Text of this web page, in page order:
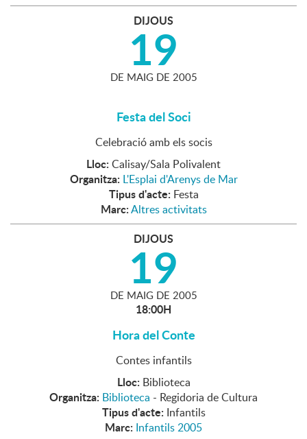
DIJOUS
19
DE MAIG DE 2005
Festa del Soci
Celebració amb els socis
Lloc: Calisay/Sala Polivalent
Organitza: L'Esplai d'Arenys de Mar
Tipus d'acte: Festa
Marc:Altres activitats
DIJOUS
19
DE MAIG DE 2005
18:00H
Hora del Conte
Contes infantils
Lloc: Biblioteca
Organitza: Biblioteca - Regidoria de Cultura
Tipus d'acte: Infantils
Marc: Infantils 2005